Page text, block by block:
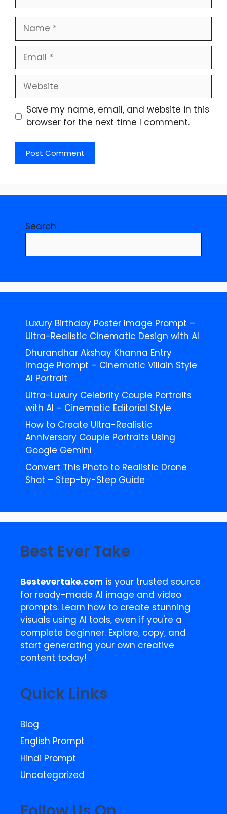
Name
Email
Website
Save my name, email, and website in this
browser for the next time I comment.
Search
Luxury Birthday Poster Image Prompt –
Ultra-Realistic Cinematic Design with AI
Dhurandhar Akshay Khanna Entry
Image Prompt – Cinematic Villain Style
AI Portrait
Ultra-Luxury Celebrity Couple Portraits
with AI – Cinematic Editorial Style
How to Create Ultra-Realistic
Anniversary Couple Portraits Using
Google Gemini
Convert This Photo to Realistic Drone
Shot – Step-by-Step Guide
Best Ever Take
Bestevertake.com is your trusted source
for ready-made AI image and video
prompts. Learn how to create stunning
visuals using AI tools, even if you're a
complete beginner. Explore, copy, and
start generating your own creative
content today!
Quick Links
Blog
English Prompt
Hindi Prompt
Uncategorized